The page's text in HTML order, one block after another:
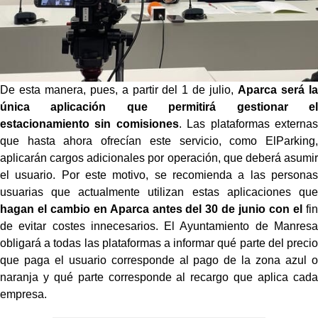
De esta manera, pues, a partir del 1 de julio,Aparca será la
única aplicación que permitirá gestionar el
estacionamiento sin comisiones. Las plataformas externas
que hasta ahora ofrecían este servicio, como ElParking,
aplicarán cargos adicionales por operación, que deberá asumir
el usuario. Por este motivo, se recomienda a las personas
usuarias que actualmente utilizan estas aplicaciones que
hagan el cambio en Aparca antes del 30 de junio con el fin
de evitar costes innecesarios. El Ayuntamiento de Manresa
obligará a todas las plataformas a informar qué parte del precio
que paga el usuario corresponde al pago de la zona azul o
naranja y qué parte corresponde al recargo que aplica cada
empresa.